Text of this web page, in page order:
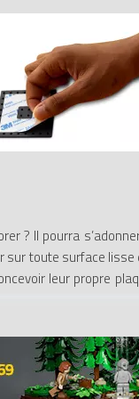
? Il pourra
sur toute surface
leur propre
Cette
ou cadeaux